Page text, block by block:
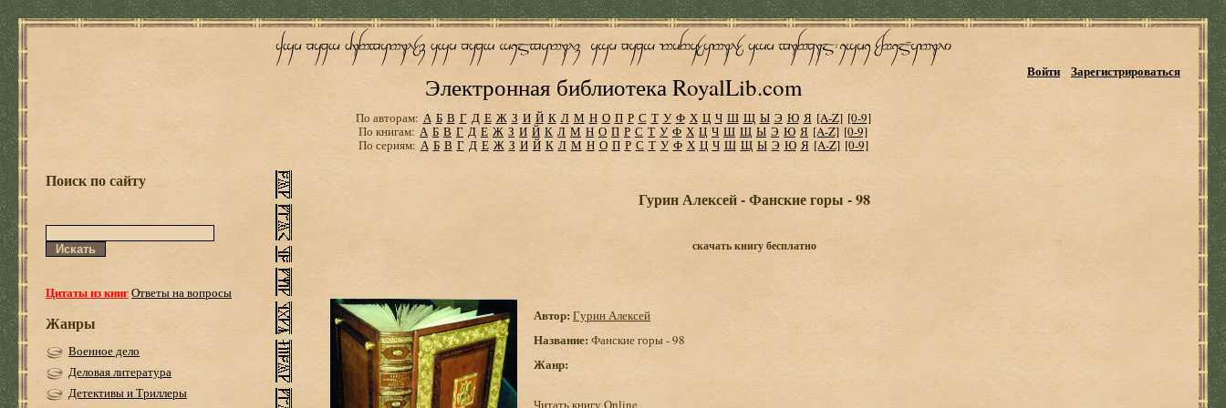
Электронная библиотека RoyalLib.com
Войти Зарегистрироваться
По авторам: А Б В Г Д Е Ж З И Й К Л М Н О П Р С Т У Ф Х Ц Ч Ш Щ Ы Э Ю Я [A-Z] [0-9]
По книгам: А Б В Г Д Е Ж З И Й К Л М Н О П Р С Т У Ф Х Ц Ч Ш Щ Ы Э Ю Я [A-Z] [0-9]
По сериям: А Б В Г Д Е Ж З И Й К Л М Н О П Р С Т У Ф Х Ц Ч Ш Щ Ы Э Ю Я [A-Z] [0-9]
Поиск по сайту
Цитаты из книгОтветы на вопросы
Жанры
Военное дело
Деловая литература
Детективы и Триллеры
Гурин Алексей - Фанские горы - 98
скачать книгу бесплатно
Автор: Гурин Алексей
Название: Фанские горы - 98
Жанр:
Читать книгу Online